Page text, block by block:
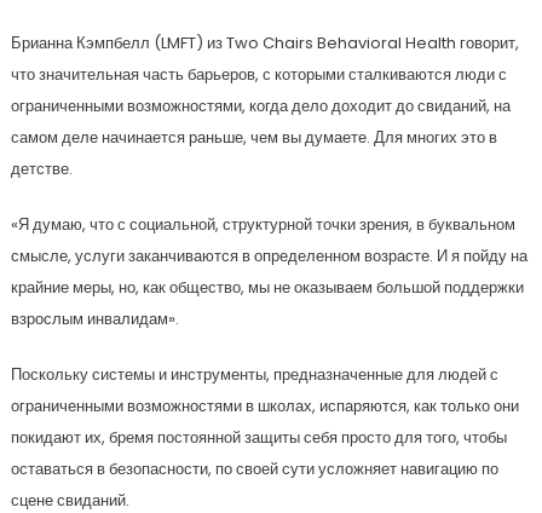
Брианна Кэмпбелл (LMFT) из Two Chairs Behavioral Health говорит,
что значительная часть барьеров, с которыми сталкиваются люди с
ограниченными возможностями, когда дело доходит до свиданий, на
самом деле начинается раньше, чем вы думаете. Для многих это в
детстве.
«Я думаю, что с социальной, структурной точки зрения, в буквальном
смысле, услуги заканчиваются в определенном возрасте. И я пойду на
крайние меры, но, как общество, мы не оказываем большой поддержки
взрослым инвалидам».
Поскольку системы и инструменты, предназначенные для людей с
ограниченными возможностями в школах, испаряются, как только они
покидают их, бремя постоянной защиты себя просто для того, чтобы
оставаться в безопасности, по своей сути усложняет навигацию по
сцене свиданий.